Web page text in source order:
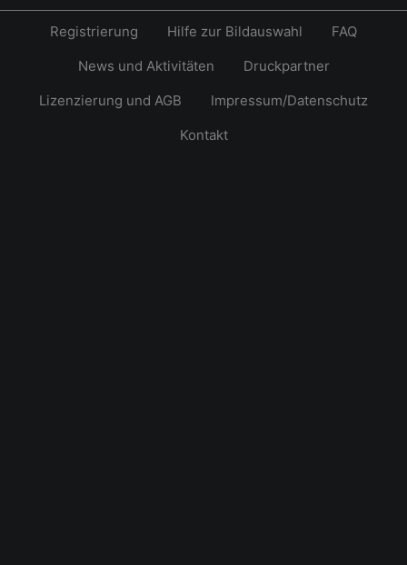
Registrierung Hilfe zur Bildauswahl
FAQ
News und Aktivitäten
Druckpartner
Lizenzierung und AGB
Impressum/Datenschutz
Kontakt